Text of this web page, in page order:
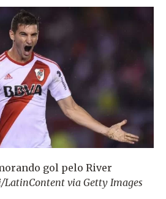
gol pelo River
LatinContent via Getty Images